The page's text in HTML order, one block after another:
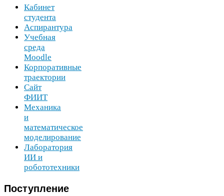
Кабинет
студента
Аспирантура
Учебная
среда
Moodle
Корпоративные
траектории
Сайт
ФИИТ
Механика
и
математическое
моделирование
Лаборатория
ИИ и
робототехники
Поступление